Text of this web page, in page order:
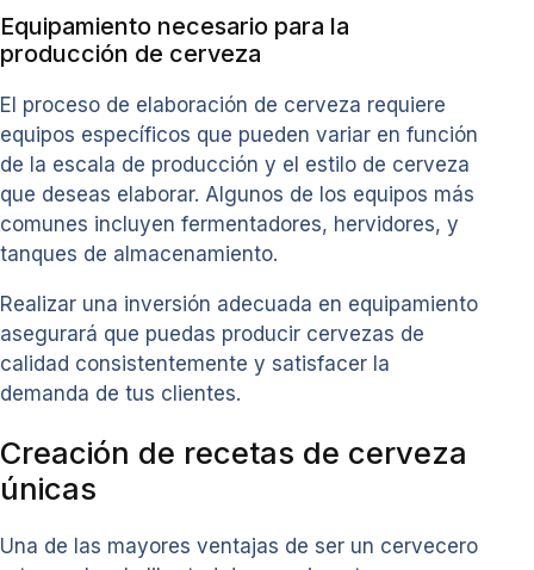
Equipamiento necesario para la
producción de cerveza
El proceso de elaboración de cerveza requiere
equipos específicos que pueden variar en función
de la escala de producción y el estilo de cerveza
que deseas elaborar. Algunos de los equipos más
comunes incluyen fermentadores, hervidores, y
tanques de almacenamiento.
Realizar una inversión adecuada en equipamiento
asegurará que puedas producir cervezas de
calidad consistentemente y satisfacer la
demanda de tus clientes.
Creación de recetas de cerveza
únicas
Una de las mayores ventajas de ser un cervecero